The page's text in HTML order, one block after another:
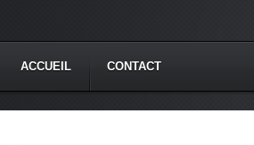
ACCUEIL CONTACT